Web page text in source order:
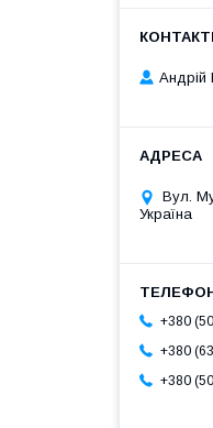
Андрій
Вул.
Україна
+380
+380
+380